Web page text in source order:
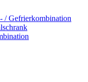
/ Gefrierkombination